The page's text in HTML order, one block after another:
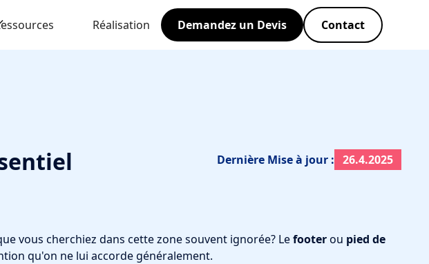
Réalisation Demandez un Devis Contact
Dernière Mise à jour : 26.4.2025
vous cherchiez dans cette zone souvent ignorée? Lefooterou pied de
qu'on ne lui accorde généralement.